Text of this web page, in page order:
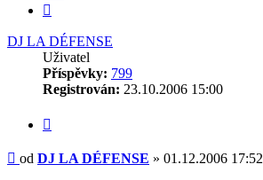
DJ LA DÉFENSE
Uživatel
Příspěvky: 799
Registrován: 23.10.2006 15:00
Příspěvek
od DJ LA DÉFENSE » 01.12.2006 17:52